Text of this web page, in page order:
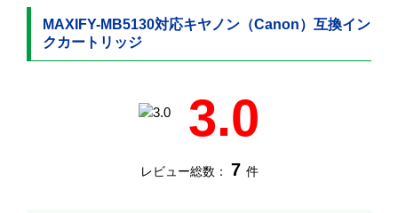
MAXIFY-MB5130対応キヤノン（Canon）互換イン
クカートリッジ
3.0
レビュー総数： 7 件